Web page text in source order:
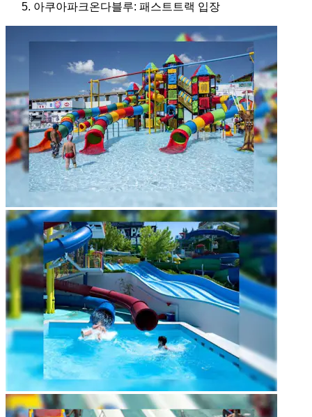
아쿠아파크온다블루: 패스트트랙 입장